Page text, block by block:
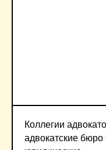
Коллегии
адвокатские бюро